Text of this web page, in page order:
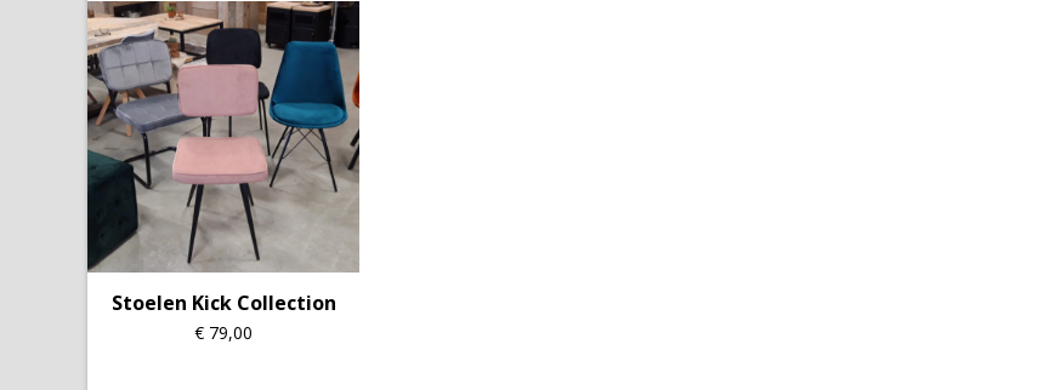
Stoelen Kick Collection
€ 79,00